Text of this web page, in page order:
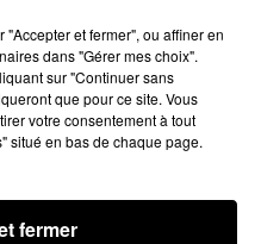
Keblack dévoilent une
surprise
et fermer", ou affiner en
dans "Gérer mes choix".
sur "Continuer sans
que pour ce site. Vous
votre consentement à tout
situé en bas de chaque page.
fermer